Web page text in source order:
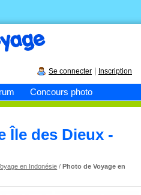
Concours photo
Se connecter Inscription
Île des Dieux -
en Indonésie /Photo de Voyage en